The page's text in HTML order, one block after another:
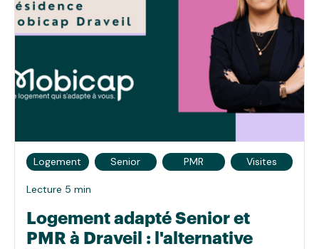
Logement Senior PMR Visites
Lecture 5 min
Logement adapté Senior et
PMR à Draveil : l'alternative